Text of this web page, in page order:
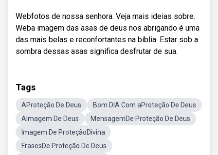
Webfotos de nossa senhora. Veja mais ideias sobre.
Weba imagem das asas de deus nos abrigando é uma
das mais belas e reconfortantes na bíblia. Estar sob a
sombra dessas asas significa desfrutar de sua.
Tags
AProteção De Deus
Bom DIA Com aProteção De Deus
AImagem De Deus
MensagemDe Proteção De Deus
Imagem De ProteçãoDivina
FrasesDe Proteção De Deus